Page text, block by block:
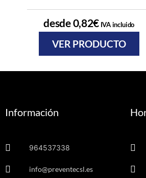
desde0,82€ IVA incluido
VER PRODUCTO
Información
964537338
info@preventecsl.es